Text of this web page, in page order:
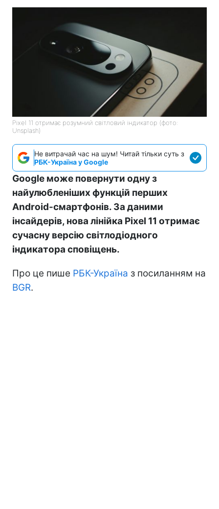
Pixel 11 отримає розумний світловий індикатор (фото:
Unsplash)
Не витрачай час на шум! Читай тільки суть з
РБК-Україна у Google
Google може повернути одну з
найулюбленіших функцій перших
Android-смартфонів. За даними
інсайдерів, нова лінійка Pixel 11 отримає
сучасну версію світлодіодного
індикатора сповіщень.
Про це пише РБК-Україна з посиланням на
BGR.